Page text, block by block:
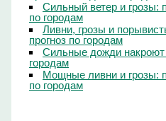
Сильный ветер и грозы:
по городам
Ливни, грозы и
прогноз по городам
Сильные дожди
городам
Мощные ливни и грозы:
по городам